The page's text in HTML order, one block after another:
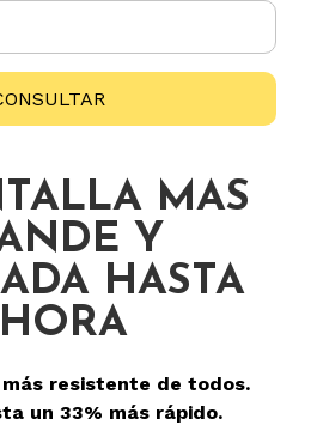
MAS
Y
HASTA
más resistente de todos.
un 33% más rápido.